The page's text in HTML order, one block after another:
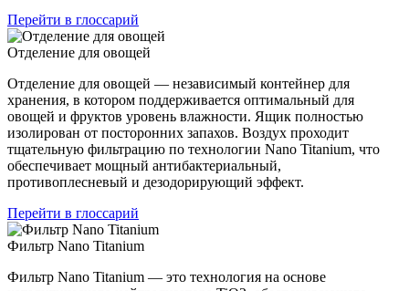
Перейти в глоссарий
Отделение для овощей
Отделение для овощей — независимый контейнер для
хранения, в котором поддерживается оптимальный для
овощей и фруктов уровень влажности. Ящик полностью
изолирован от посторонних запахов. Воздух проходит
тщательную фильтрацию по технологии Nano Titanium, что
обеспечивает мощный антибактериальный,
противоплесневый и дезодорирующий эффект.
Перейти в глоссарий
Фильтр Nano Titanium
Фильтр Nano Titanium — это технология на основе